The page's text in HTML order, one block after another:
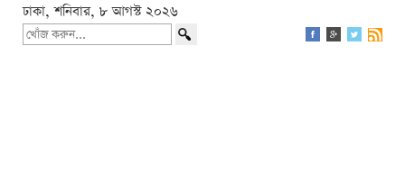
ঢাকা, শনিবার, ৮ আগস্ট ২০২৬